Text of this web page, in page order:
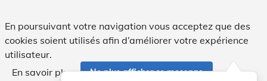
En poursuivant votre navigation vous acceptez que des
cookies soient utilisés afin d’améliorer votre expérience
utilisateur.
En savoir plus
Ne plus afficher ce message